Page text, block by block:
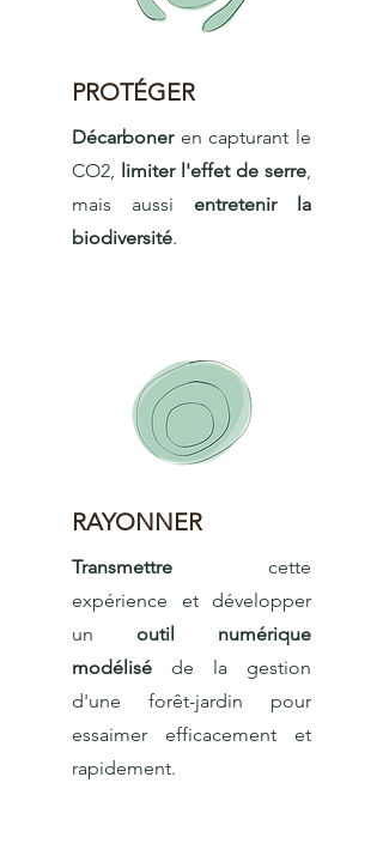
PROTÉGER
Décarboner en capturant le
CO2, limiter l'effet de serre,
mais aussi entretenir la
biodiversité.
RAYONNER
Transmettre cette
expérience et développer
un outil numérique
modélisé de la gestion
d'une forêt-jardin pour
essaimer efficacement et
rapidement.